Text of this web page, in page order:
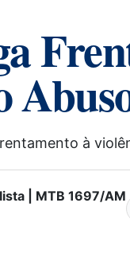
à
| MTB 1697/AM